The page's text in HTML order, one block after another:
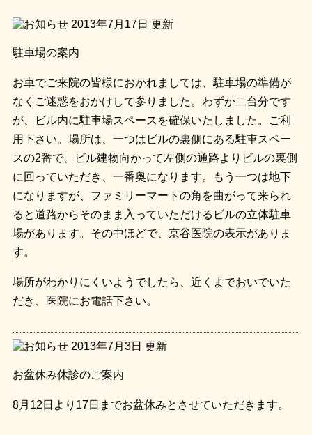
2013年7月17日 更新
駐車場の案内
お車でご来院の皆様におかれましては、駐車場の準備が
なくご迷惑をおかけして参りました。わずか二台分です
が、ビル内に駐車場スペースを確保いたしました。ご利
用下さい。場所は、一つはビルの裏側にある駐車スペー
スの2番で、ビル建物向かって左側の通路よりビルの裏側
に回っていただき、一番奥になります。もう一つは地下
になりますが、ファミリーマートの角を曲がって来られ
ると道路からそのまま入っていただけるビルの立体駐車
場があります。その中ほどで、京谷医院の表示がありま
す。
場所がわかりにくいようでしたら、近くまでおいでいた
だき、医院にお電話下さい。
2013年7月3日 更新
お盆休み休診のご案内
8月12日より17日までお盆休みとさせていただきます。